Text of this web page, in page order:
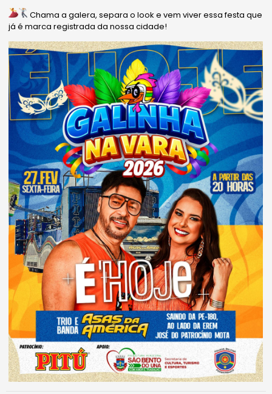
Chama a galera, separa o look e vem viver essa festa que
já é marca registrada da nossa cidade!